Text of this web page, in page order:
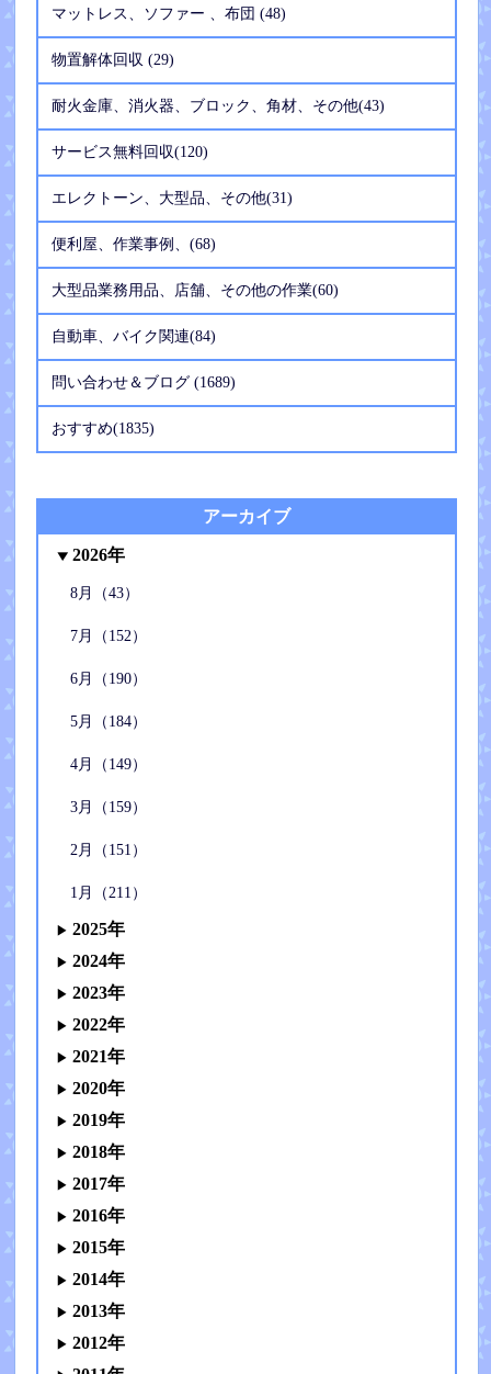
マットレス、ソファー 、布団 (48)
物置解体回収 (29)
耐火金庫、消火器、ブロック、角材、その他(43)
サービス無料回収(120)
エレクトーン、大型品、その他(31)
便利屋、作業事例、(68)
大型品業務用品、店舗、その他の作業(60)
自動車、バイク関連(84)
問い合わせ＆ブログ (1689)
おすすめ(1835)
アーカイブ
2026年
8月（43）
7月（152）
6月（190）
5月（184）
4月（149）
3月（159）
2月（151）
1月（211）
2025年
2024年
2023年
2022年
2021年
2020年
2019年
2018年
2017年
2016年
2015年
2014年
2013年
2012年